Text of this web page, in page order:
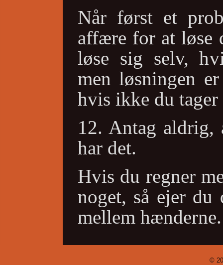
Når først et
affære for at løse
løse sig selv,
men løsningen
hvis ikke du
12. Antag
har det.
Hvis du regner
noget, så ejer
mellem hænderne.
©